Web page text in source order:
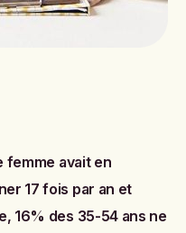
femme avait en
17 fois par an et
16% des 35-54 ans ne